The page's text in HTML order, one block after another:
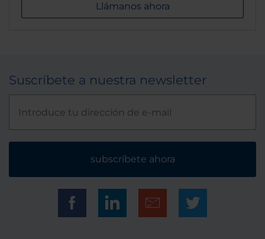
Llámanos ahora
Suscríbete a nuestra newsletter
subscríbete ahora